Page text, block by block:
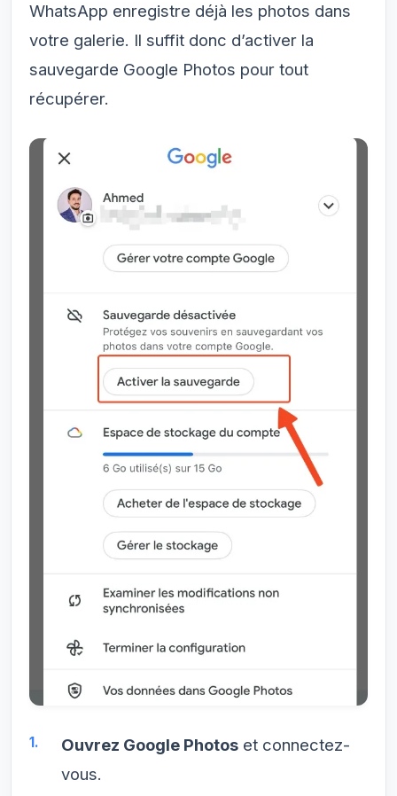
WhatsApp enregistre déjà les photos dans
votre galerie. Il suffit donc d’activer la
sauvegarde Google Photos pour tout
récupérer.
Ouvrez Google Photos et connectez-
vous.